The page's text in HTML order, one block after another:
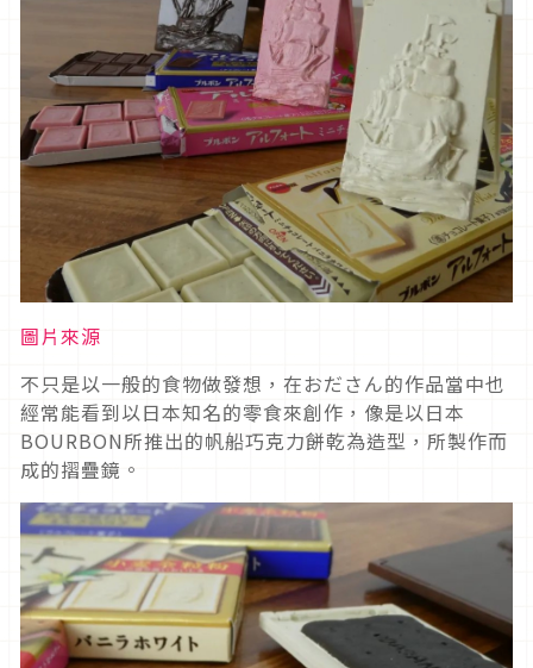
圖片來源
不只是以一般的食物做發想，在おださん的作品當中也
經常能看到以日本知名的零食來創作，像是以日本
BOURBON所推出的帆船巧克力餅乾為造型，所製作而
成的摺疊鏡。